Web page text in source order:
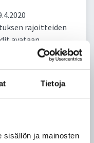
Tietoja
sisällön ja mainosten
rajoitteiden
avataan
alkaen.
rajoitusten
kunnan
tarkemmin